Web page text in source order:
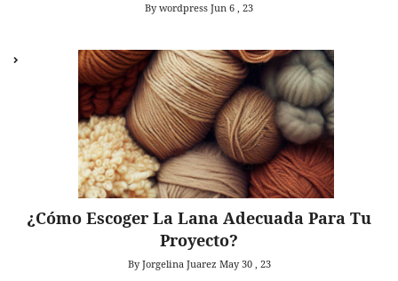
By wordpress Jun 6 , 23
¿Cómo Escoger La Lana Adecuada Para Tu
Proyecto?
By Jorgelina Juarez May 30 , 23